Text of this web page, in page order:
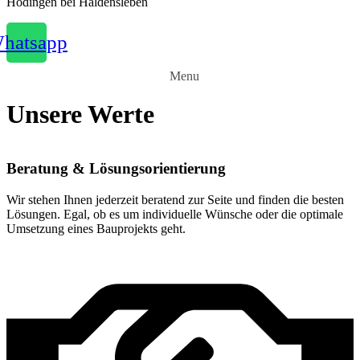
Menu
Unsere Werte
Beratung & Lösungsorientierung
Wir stehen Ihnen jederzeit beratend zur Seite und finden die besten
Lösungen. Egal, ob es um individuelle Wünsche oder die optimale
Umsetzung eines Bauprojekts geht.